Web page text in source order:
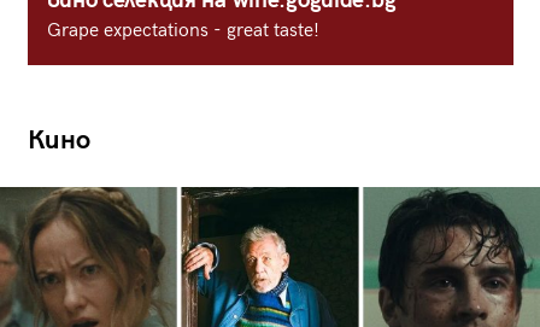
Grape expectations - great taste!
Кино